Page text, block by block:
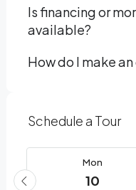
Is financing or
available?
How do I make
Schedule a Tour
Mon
10